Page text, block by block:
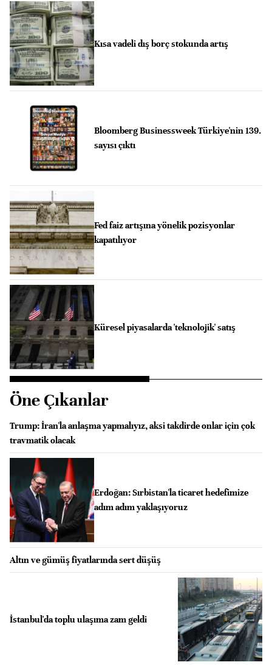
Kısa vadeli dış borç stokunda artış
Bloomberg Businessweek Türkiye'nin 139.
sayısı çıktı
Fed faiz artışına yönelik pozisyonlar
kapatılıyor
Küresel piyasalarda 'teknolojik' satış
Öne Çıkanlar
Trump: İran'la anlaşma yapmalıyız, aksi takdirde onlar için çok
travmatik olacak
Erdoğan: Sırbistan'la ticaret hedefimize
adım adım yaklaşıyoruz
Altın ve gümüş fiyatlarında sert düşüş
İstanbul'da toplu ulaşıma zam geldi